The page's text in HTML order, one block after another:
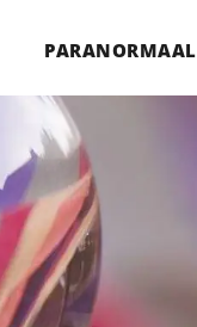
PARANORMAAL